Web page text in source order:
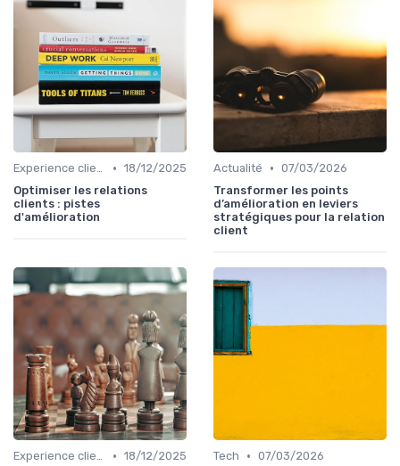
Experience client • 18/12/2025
Optimiser les relations
clients : pistes
d'amélioration
Actualité • 07/03/2026
Transformer les points
d’amélioration en leviers
stratégiques pour la relation
client
Experience client • 18/12/2025
Tech • 07/03/2026